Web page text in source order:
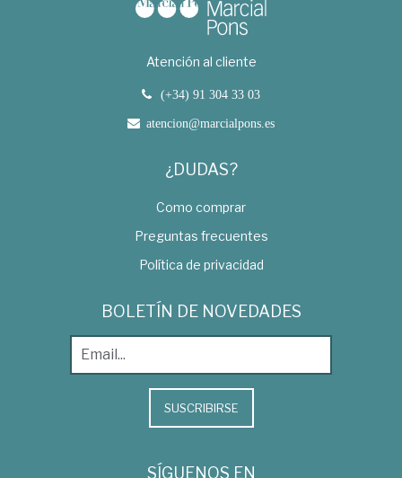
Atención al cliente
(+34) 91 304 33 03
atencion@marcialpons.es
¿DUDAS?
Como comprar
Preguntas frecuentes
Política de privacidad
BOLETÍN DE NOVEDADES
SUSCRIBIRSE
SÍGUENOS EN